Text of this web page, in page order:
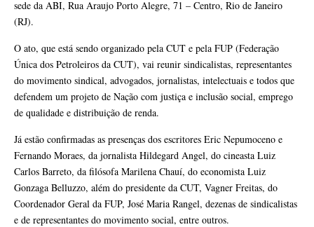
sede da ABI, Rua Araujo Porto Alegre, 71 – Centro, Rio de Janeiro
(RJ).
O ato, que está sendo organizado pela CUT e pela FUP (Federação
Única dos Petroleiros da CUT), vai reunir sindicalistas, representantes
do movimento sindical, advogados, jornalistas, intelectuais e todos que
defendem um projeto de Nação com justiça e inclusão social, emprego
de qualidade e distribuição de renda.
Já estão confirmadas as presenças dos escritores Eric Nepumoceno e
Fernando Moraes, da jornalista Hildegard Angel, do cineasta Luiz
Carlos Barreto, da filósofa Marilena Chauí, do economista Luiz
Gonzaga Belluzzo, além do presidente da CUT, Vagner Freitas, do
Coordenador Geral da FUP, José Maria Rangel, dezenas de sindicalistas
e de representantes do movimento social, entre outros.